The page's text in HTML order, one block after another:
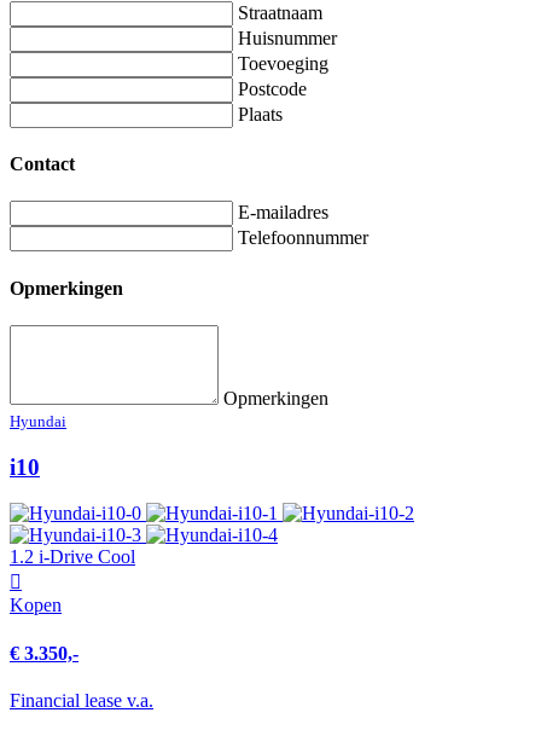
Straatnaam
Huisnummer
Toevoeging
Postcode
Plaats
Contact
E-mailadres
Telefoonnummer
Opmerkingen
Opmerkingen
Hyundai
i10
1.2 i-Drive Cool
Kopen
€ 3.350,-
Financial lease v.a.